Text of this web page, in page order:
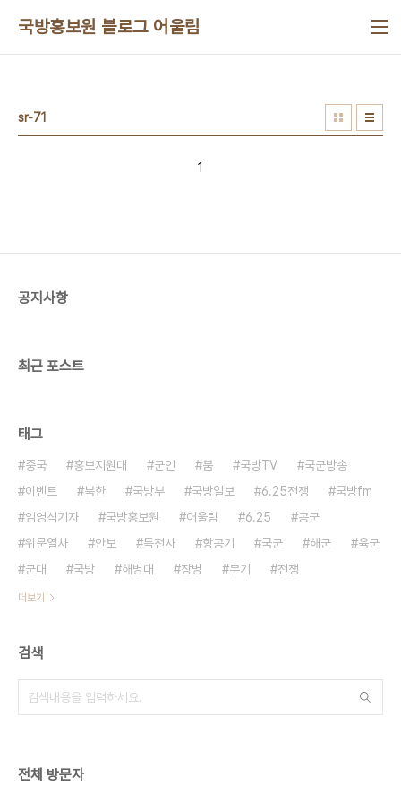
국방홍보원 블로그 어울림
sr-71
1
공지사항
최근 포스트
태그
중국 홍보지원대 군인 붐 국방TV
국군방송
이벤트
북한 국방부 국방일보 6.25전쟁
국방fm
임영식기자
국방홍보원 어울림 6.25
공군
위문열차
안보 특전사 항공기 국군 해군
육군
군대
국방 해병대 장병 무기 전쟁
더보기
검색
전체 방문자